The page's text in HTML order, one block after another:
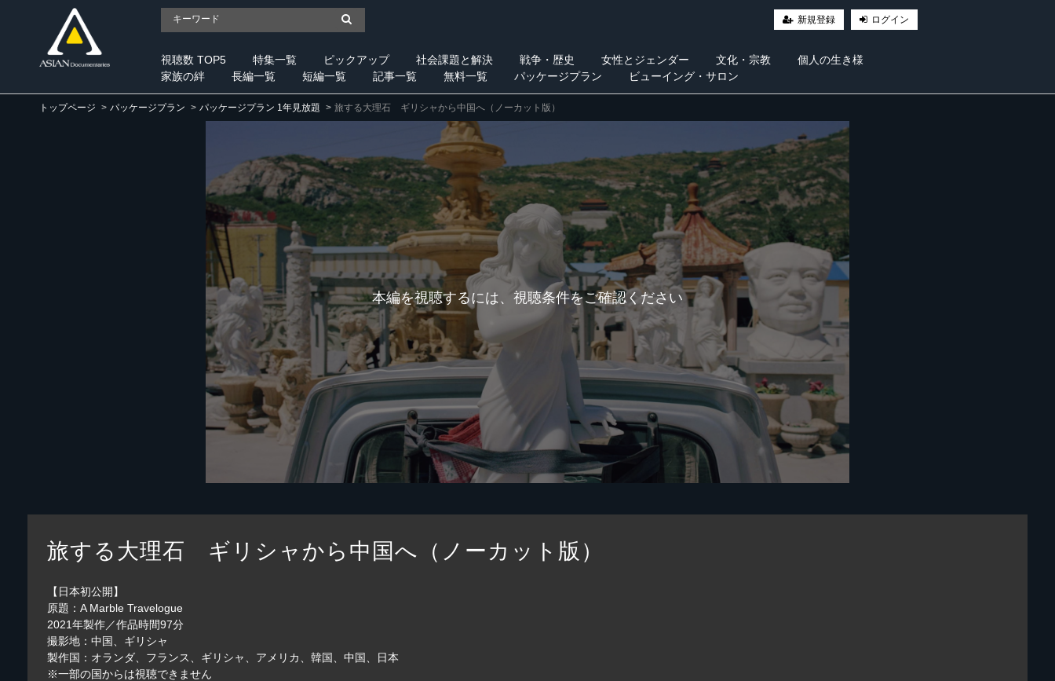
新規登録 ログイン
視聴数 TOP5 特集一覧 ピックアップ 社会課題と解決 戦争・歴史 女性とジェンダー 文化・宗教
個人の生き様
家族の絆
長編一覧 短編一覧 記事一覧 無料一覧 パッケージプラン ビューイング・サロン
トップページ パッケージプラン パッケージプラン 1年見放題 旅する大理石 ギリシャから中国へ（ノーカット版）
本編を視聴するには、視聴条件をご確認ください
旅する大理石 ギリシャから中国へ（ノーカット版）
【日本初公開】
原題：A Marble Travelogue
2021年製作／作品時間97分
撮影地：中国、ギリシャ
製作国：オランダ、フランス、ギリシャ、アメリカ、韓国、中国、日本
※一部の国からは視聴できません